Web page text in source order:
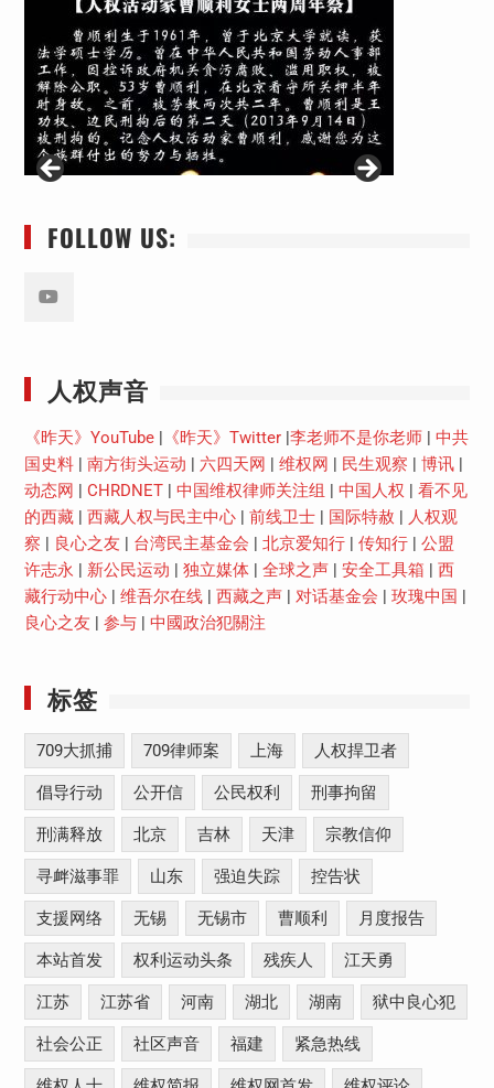
FOLLOW US:
人权声音
《昨天》YouTube| 《昨天》Twitter| 李老师不是你老师| 中共
国史料| 南方街头运动 六四天网 维权网 民生观察 博讯|
动态网
CHRDNET| 中国维权律师关注组 中国人权
看不见
的西藏| 西藏人权与民主中心| 前线卫士| 国际特赦
人权观
察
良心之友 台湾民主基金会 北京爱知行| 传知行| 公盟
许志永
新公民运动 独立媒体| 全球之声| 安全工具箱
西
藏行动中心| 维吾尔在线| 西藏之声| 对话基金会 玫瑰中国
良心之友
参与| 中國政治犯關注
标签
709大抓捕 709律师案 上海 人权捍卫者
倡导行动 公开信 公民权利 刑事拘留
刑满释放 北京 吉林 天津 宗教信仰
寻衅滋事罪 山东 强迫失踪 控告状
支援网络 无锡 无锡市 曹顺利 月度报告
本站首发 权利运动头条 残疾人 江天勇
江苏 江苏省 河南 湖北 湖南 狱中良心犯
社会公正 社区声音 福建 紧急热线